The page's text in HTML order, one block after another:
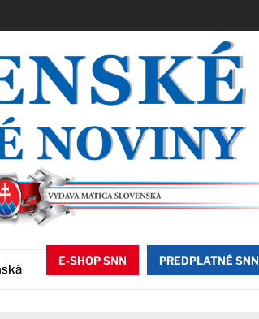
E-SHOP SNN PREDPLATNÉ SNN